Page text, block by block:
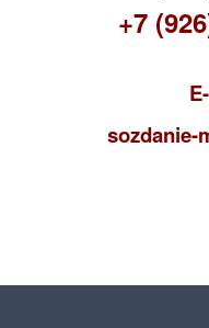
+7
sozdanie-